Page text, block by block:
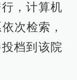
，计算机
次检索，
档到该院